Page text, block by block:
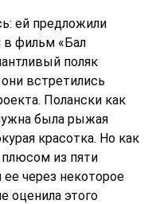
ей предложили
в фильм «Бал
поляк
встретились
Полански как
была рыжая
красотка. Но как
из пяти
через некоторое
оценила этого